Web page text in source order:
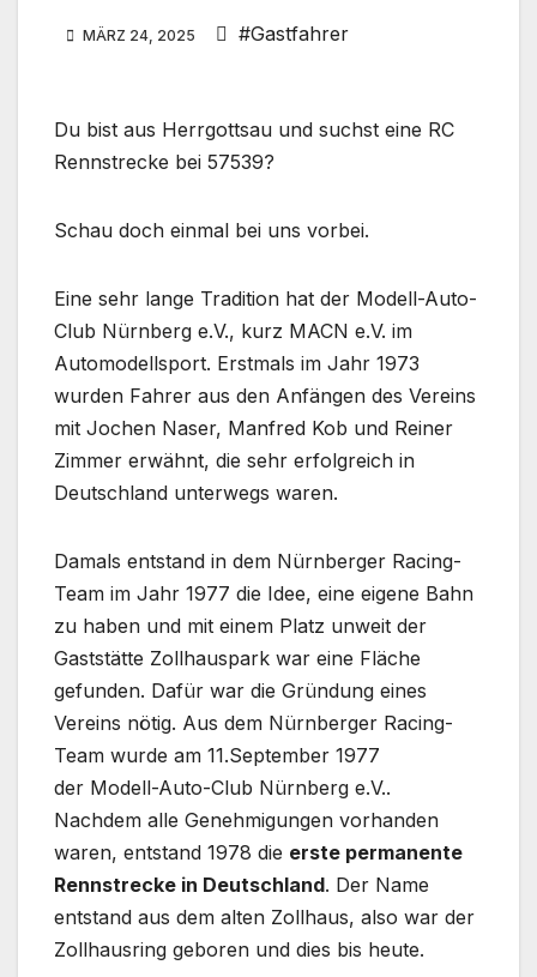
MÄRZ 24, 2025 #Gastfahrer
Du bist aus Herrgottsau und suchst eine RC
Rennstrecke bei 57539?
Schau doch einmal bei uns vorbei.
Eine sehr lange Tradition hat der Modell-Auto-
Club Nürnberg e.V., kurz MACN e.V. im
Automodellsport. Erstmals im Jahr 1973
wurden Fahrer aus den Anfängen des Vereins
mit Jochen Naser, Manfred Kob und Reiner
Zimmer erwähnt, die sehr erfolgreich in
Deutschland unterwegs waren.
Damals entstand in dem Nürnberger Racing-
Team im Jahr 1977 die Idee, eine eigene Bahn
zu haben und mit einem Platz unweit der
Gaststätte Zollhauspark war eine Fläche
gefunden. Dafür war die Gründung eines
Vereins nötig. Aus dem Nürnberger Racing-
Team wurde am 11.September 1977
der Modell-Auto-Club Nürnberg e.V..
Nachdem alle Genehmigungen vorhanden
waren, entstand 1978 die erste permanente
Rennstrecke in Deutschland. Der Name
entstand aus dem alten Zollhaus, also war der
Zollhausring geboren und dies bis heute.